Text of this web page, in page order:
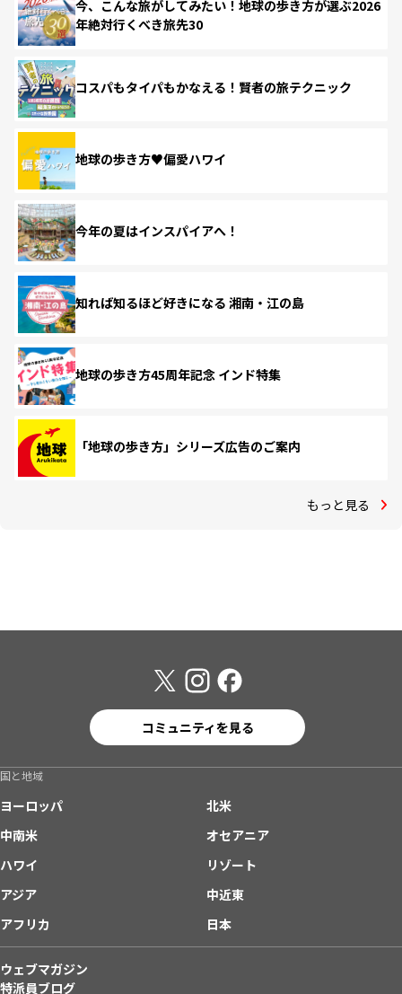
今、こんな旅がしてみたい！地球の歩き方が選ぶ2026
年絶対行くべき旅先30
コスパもタイパもかなえる！賢者の旅テクニック
地球の歩き方♥偏愛ハワイ
今年の夏はインスパイアへ！
知れば知るほど好きになる 湘南・江の島
地球の歩き方45周年記念 インド特集
「地球の歩き方」シリーズ広告のご案内
もっと見る
コミュニティを見る
国と地域
ヨーロッパ
北米
中南米
オセアニア
ハワイ
リゾート
アジア
中近東
アフリカ
日本
ウェブマガジン
特派員ブログ